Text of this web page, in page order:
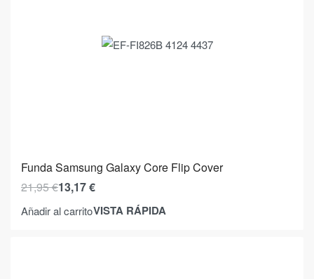
Funda Samsung Galaxy Core Flip Cover
21,95€13,17€
Añadir al carritoVISTA RÁPIDA